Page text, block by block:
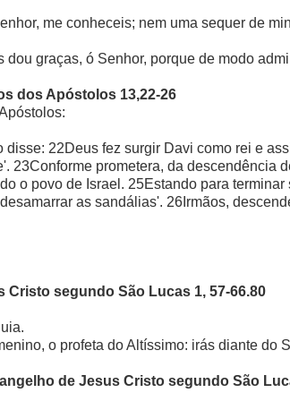
me conheceis; nem uma sequer de
dou graças, ó Senhor, porque de modo
dos Apóstolos 13,22-26
disse: 22Deus fez surgir Davi como rei e
23Conforme prometera, da descendência
o povo de Israel. 25Estando para
as sandálias'. 26Irmãos,
Cristo segundo São Lucas 1, 57-66.80
o profeta do Altíssimo: irás diante do
de Jesus Cristo segundo São